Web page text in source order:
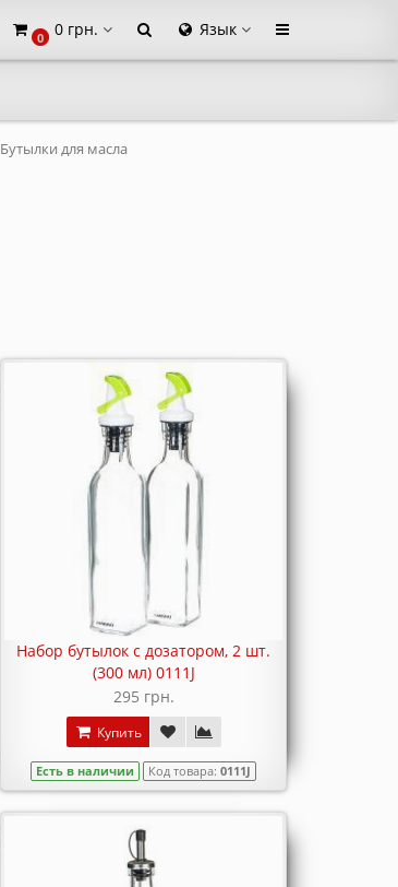
0 0 грн. Язык
Бутылки для масла
Набор бутылок с дозатором, 2 шт.
(300 мл) 0111J
295 грн.
Купить
Есть в наличии Код товара:0111J